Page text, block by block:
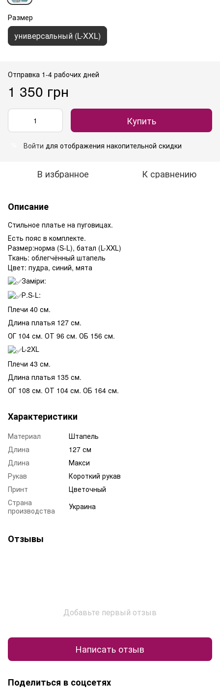
Размер
универсальный (L-XXL)
Отправка 1-4 рабочих дней
1 350 грн
Купить
Войти для отображения накопительной скидки
В избранное К сравнению
Описание
Стильное платье на пуговицах.
Есть пояс в комплекте.
Размер:норма (S-L), батал (L-XXL)
Ткань: облегчённый штапель
Цвет: пудра, синий, мята
Заміри:
Р.S-L:
Плечи 40 см.
Длина платья 127 см.
ОГ 104 см. ОТ 96 см. ОБ 156 см.
L-2XL
Плечи 43 см.
Длина платья 135 см.
ОГ 108 см. ОТ 104 см. ОБ 164 см.
Характеристики
Материал
Штапель
Длина
127 см
Длина
Макси
Рукав
Короткий рукав
Принт
Цветочный
Страна
производства
Украина
Отзывы
Добавьте первый отзыв
Написать отзыв
Поделиться в соцсетях